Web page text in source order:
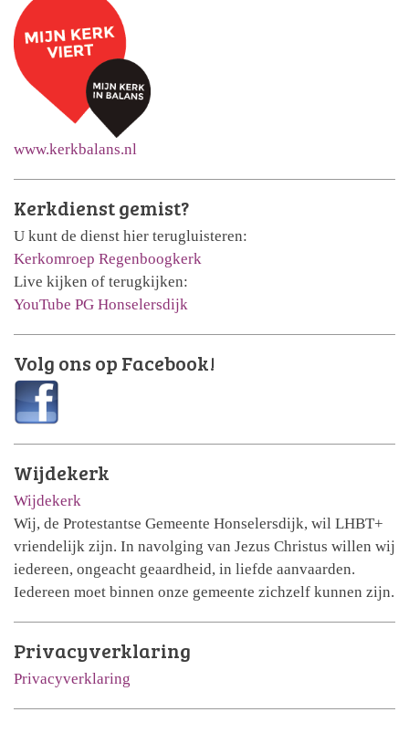
www.kerkbalans.nl
Kerkdienst gemist?
U kunt de dienst hier terugluisteren:
Kerkomroep Regenboogkerk
Live kijken of terugkijken:
YouTube PG Honselersdijk
Volg ons op Facebook!
Wijdekerk
Wijdekerk
Wij, de Protestantse Gemeente Honselersdijk, wil LHBT+
vriendelijk zijn. In navolging van Jezus Christus willen wij
iedereen, ongeacht geaardheid, in liefde aanvaarden.
Iedereen moet binnen onze gemeente zichzelf kunnen zijn.
Privacyverklaring
Privacyverklaring